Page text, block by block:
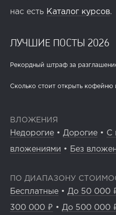
нас есть Каталог курсов.
ЛУЧШИЕ ПОСТЫ 2026
Рекордный штраф за
Сколько стоит открыть кофейню
ВЛОЖЕНИЯ
Недорогие • Дорогие • С
вложениями • Без
ПО ДИАПАЗОНУ
Бесплатные • До 50 000
300 000 ₽ • До 500 000